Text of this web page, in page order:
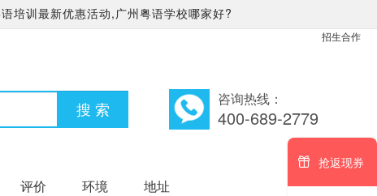
培训最新优惠活动,广州粤语学校哪家好?
招生合作
咨询热线：
400-689-2779
评价 环境 地址
 抢返现券